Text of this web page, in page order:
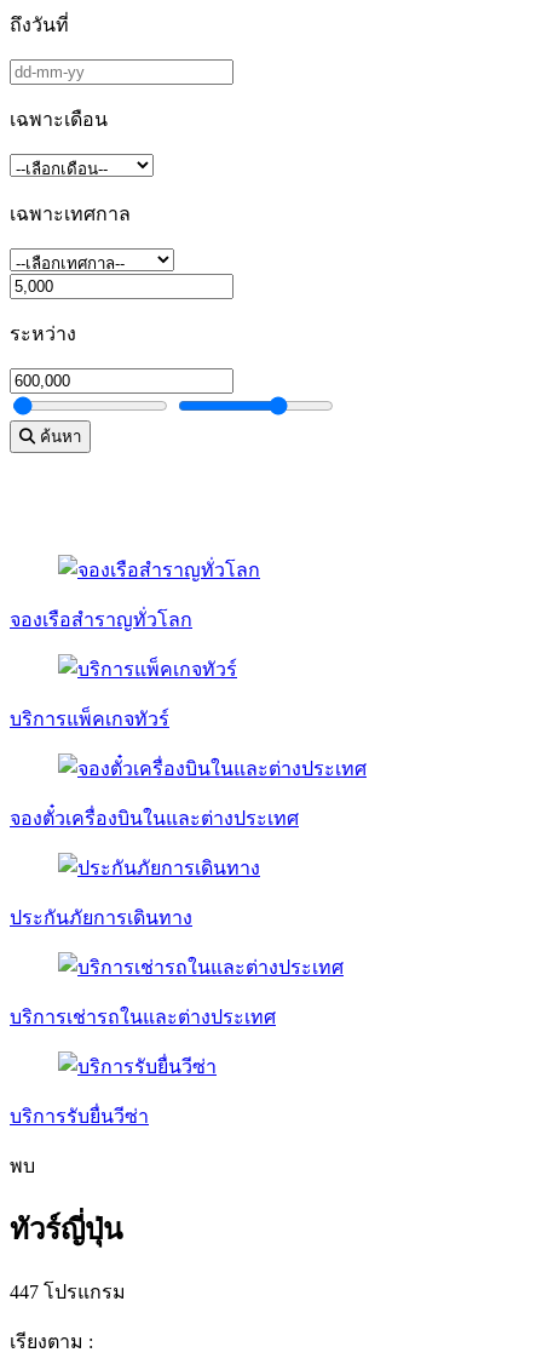
ถึงวันที่
เฉพาะเดือน
เฉพาะเทศกาล
ระหว่าง
ค้นหา
จองเรือสำราญทั่วโลก
บริการแพ็คเกจทัวร์
จองตั๋วเครื่องบินในและต่างประเทศ
ประกันภัยการเดินทาง
บริการเช่ารถในและต่างประเทศ
บริการรับยื่นวีซ่า
พบ
ทัวร์ญี่ปุ่น
447 โปรแกรม
เรียงตาม :